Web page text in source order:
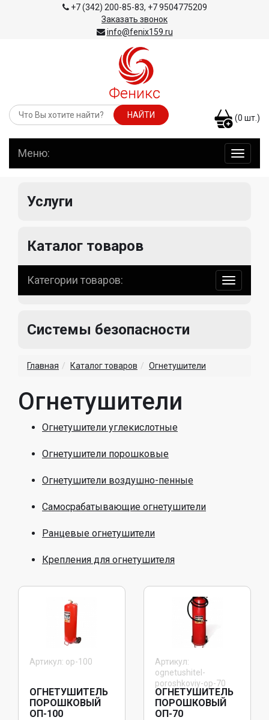
+7 (342) 200-85-83, +7 9504775209
Заказать звонок
info@fenix159.ru
(0 шт.)
по
Меню:
Услуги
Каталог товаров
по
Категории товаров:
Системы безопасности
Главная Каталог товаров Огнетушители
Огнетушители
Огнетушители углекислотные
Огнетушители порошковые
Огнетушители воздушно-пенные
Самосрабатывающие огнетушители
Ранцевые огнетушители
Крепления для огнетушителя
Артикул: op-100
ОГНЕТУШИТЕЛЬ
ПОРОШКОВЫЙ
ОП-100
Артикул:
ognetushitel-
poroshkoviy-op-70
ОГНЕТУШИТЕЛЬ
ПОРОШКОВЫЙ
ОП-70